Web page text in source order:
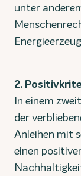
unter
2.
In einem
der
Anleihen mit
einen